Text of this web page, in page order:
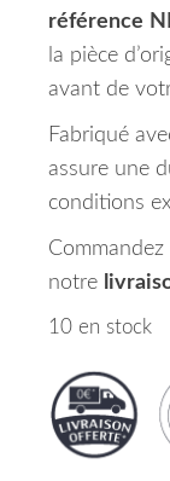
référence
la pièce
avant de
Fabriqué
assure une
conditions
notre
10 en stock